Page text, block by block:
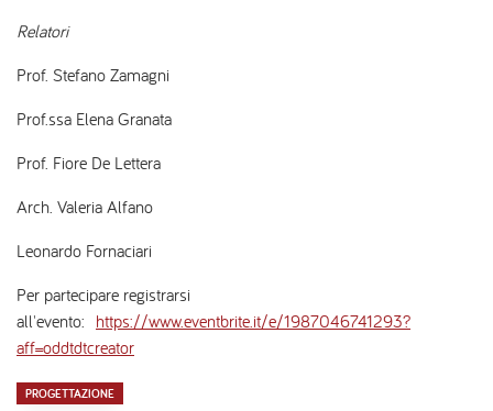
Relatori
Prof. Stefano Zamagni
Prof.ssa Elena Granata
Prof. Fiore De Lettera
Arch. Valeria Alfano
Leonardo Fornaciari
Per partecipare registrarsi
all'evento: https://www.eventbrite.it/e/1987046741293?
aff=oddtdtcreator
PROGETTAZIONE